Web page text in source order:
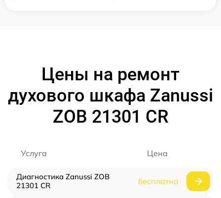
Цены на ремонт
духового шкафа Zanussi
ZOB 21301 CR
Услуга Цена
Диагностика Zanussi ZOB
21301 CR
бесплатно